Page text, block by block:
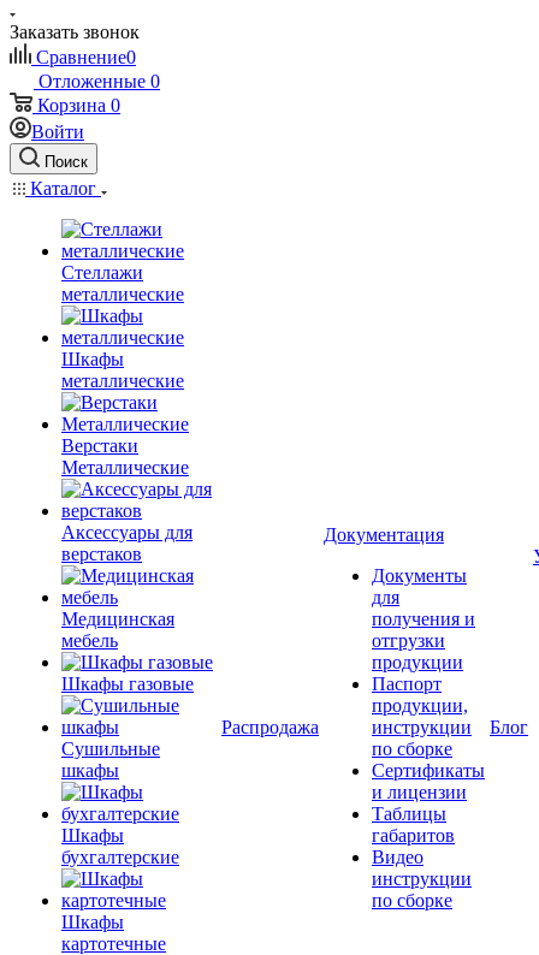
Заказать звонок
Сравнение0
Отложенные 0
Корзина 0
Войти
Поиск
Каталог
Стеллажи
металлические
Шкафы
металлические
Верстаки
Металлические
Аксессуары для
верстаков
Медицинская
мебель
Шкафы газовые
Сушильные
шкафы
Шкафы
бухгалтерские
Шкафы
картотечные
Распродажа
Документация
Документы
для
получения и
отгрузки
продукции
Паспорт
продукции,
инструкции
по сборке
Сертификаты
и лицензии
Таблицы
габаритов
Видео
инструкции
по сборке
Блог